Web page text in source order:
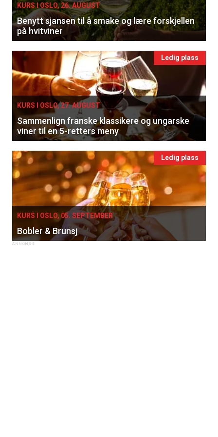
KURS I OSLO, 26. AUGUST
Benytt sjansen til å smake og lære forskjellen
på hvitviner
Ledig plass
KURS I OSLO, 27. AUGUST
Sammenlign franske klassikere og ungarske
viner til en 5-retters meny
Ledig plass
KURS I OSLO, 05. SEPTEMBER
Bobler & Brunsj